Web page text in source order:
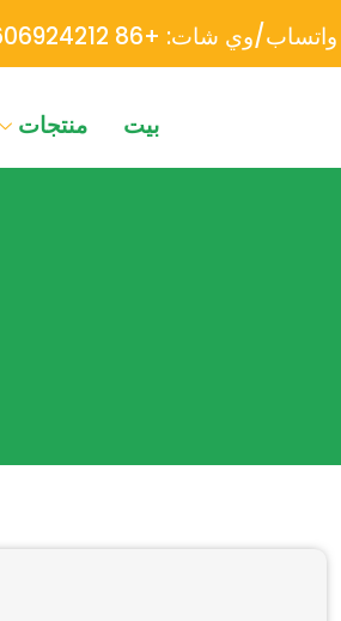
واتساب/وي شات: +86 15606924212
بيت منتجات